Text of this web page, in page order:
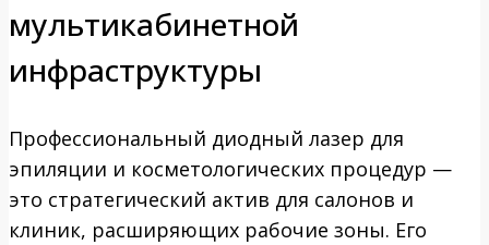
мультикабинетной
инфраструктуры
Профессиональный диодный лазер для
эпиляции и косметологических процедур —
это стратегический актив для салонов и
клиник, расширяющих рабочие зоны. Его